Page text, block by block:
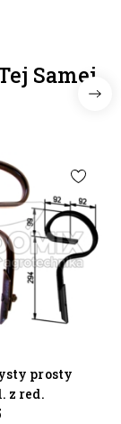
Samej
prosty
z red.